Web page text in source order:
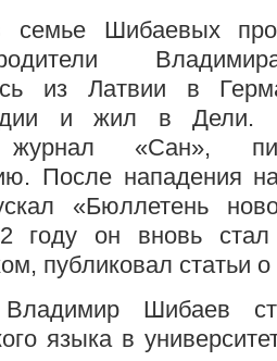
Шибаевых
из Латвии в
и жил в Дели.
журнал «Сан»,
После нападения
«Бюллетень
году он вновь стал
публиковал статьи
Шибаев
языка в